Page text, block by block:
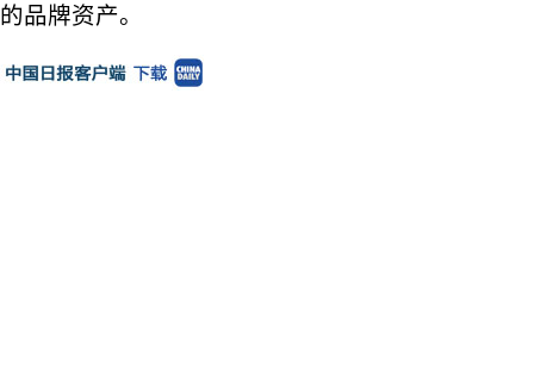
的品牌资产。